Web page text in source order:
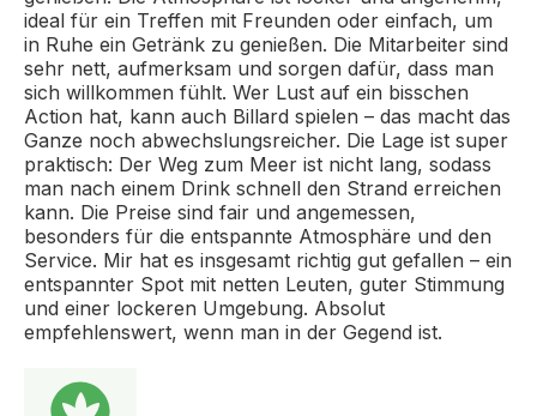
ideal für ein Treffen mit Freunden oder einfach, um
in Ruhe ein Getränk zu genießen. Die Mitarbeiter sind
sehr nett, aufmerksam und sorgen dafür, dass man
sich willkommen fühlt. Wer Lust auf ein bisschen
Action hat, kann auch Billard spielen – das macht das
Ganze noch abwechslungsreicher. Die Lage ist super
praktisch: Der Weg zum Meer ist nicht lang, sodass
man nach einem Drink schnell den Strand erreichen
kann. Die Preise sind fair und angemessen,
besonders für die entspannte Atmosphäre und den
Service. Mir hat es insgesamt richtig gut gefallen – ein
entspannter Spot mit netten Leuten, guter Stimmung
und einer lockeren Umgebung. Absolut
empfehlenswert, wenn man in der Gegend ist.